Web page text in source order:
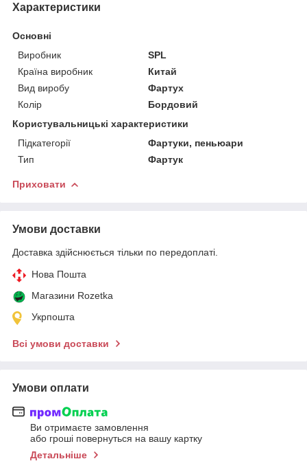
Характеристики
Основні
Виробник
SPL
Країна виробник
Китай
Вид виробу
Фартух
Колір
Бордовий
Користувальницькі характеристики
Підкатегорії
Фартуки, пеньюари
Тип
Фартук
Приховати
Умови доставки
Доставка здійснюється тільки по передоплаті.
Нова Пошта
Магазини Rozetka
Укрпошта
Всі умови доставки
Умови оплати
Ви отримаєте замовлення
або гроші повернуться на вашу картку
Детальніше